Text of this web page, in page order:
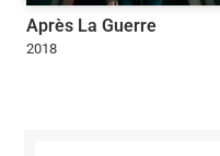
Après La Guerre
2018